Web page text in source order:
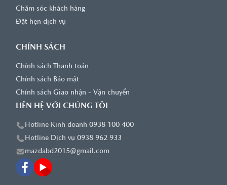
Chăm sóc khách hàng
Đặt hẹn dịch vụ
CHÍNH SÁCH
Chính sách Thanh toán
Chính sách Bảo mật
Chính sách Giao nhận - Vận chuyển
LIÊN HỆ VỚI CHÚNG TÔI
Hotline Kinh doanh 0938 100 400
Hotline Dịch vụ 0938 962 933
mazdabd2015@gmail.com